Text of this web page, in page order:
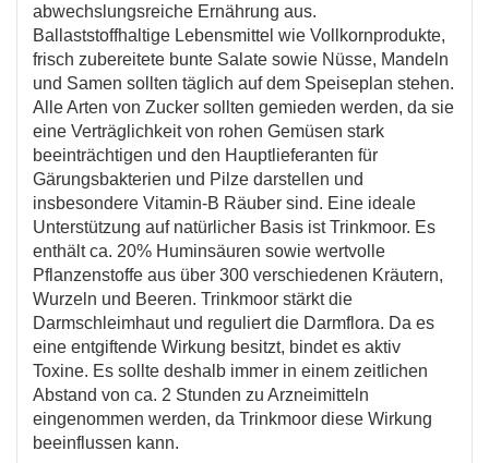
abwechslungsreiche Ernährung aus.
Ballaststoffhaltige Lebensmittel wie Vollkornprodukte,
frisch zubereitete bunte Salate sowie Nüsse, Mandeln
und Samen sollten täglich auf dem Speiseplan stehen.
Alle Arten von Zucker sollten gemieden werden, da sie
eine Verträglichkeit von rohen Gemüsen stark
beeinträchtigen und den Hauptlieferanten für
Gärungsbakterien und Pilze darstellen und
insbesondere Vitamin-B Räuber sind. Eine ideale
Unterstützung auf natürlicher Basis ist Trinkmoor. Es
enthält ca. 20% Huminsäuren sowie wertvolle
Pflanzenstoffe aus über 300 verschiedenen Kräutern,
Wurzeln und Beeren. Trinkmoor stärkt die
Darmschleimhaut und reguliert die Darmflora. Da es
eine entgiftende Wirkung besitzt, bindet es aktiv
Toxine. Es sollte deshalb immer in einem zeitlichen
Abstand von ca. 2 Stunden zu Arzneimitteln
eingenommen werden, da Trinkmoor diese Wirkung
beeinflussen kann.